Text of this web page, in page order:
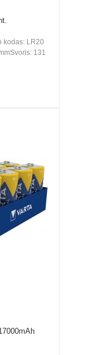
kodas: LR20
131